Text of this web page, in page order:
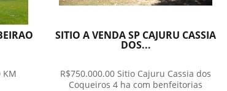
KM
SITIO A VENDA SP CAJURU CASSIA
DOS...
R$750.000.00 Sitio Cajuru Cassia dos
Coqueiros 4 ha com benfeitorias